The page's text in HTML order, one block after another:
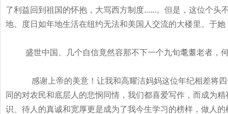
了利益回到祖国的怀抱，大骂西方制度......。但是，这位个头
地、度日如年地生活在纽约无法和美国人交流的大楼里。于
盛世中国、几个自信竟然容那不下一个九旬耄耋老者，
感谢上帝的美意！让我和高耀洁妈妈这位年纪相差将
同的对农民和底层人的悲悯同情，我们都喜爱写作，而成为
识、待人的真诚和宽厚更是成为了我今生学习的榜样，做人